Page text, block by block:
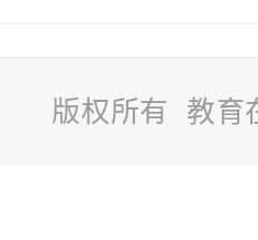
版权所有 教育